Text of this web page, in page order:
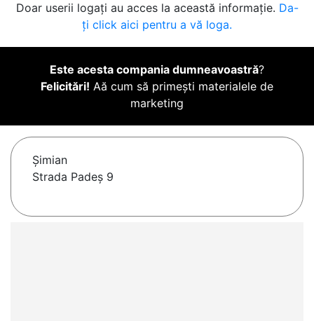
Doar userii logați au acces la această informație. Da-
ți click aici pentru a vă loga.
Este acesta compania dumneavoastră?
Felicitări! Aă cum să primești materialele de
marketing
Şimian
Strada Padeș 9